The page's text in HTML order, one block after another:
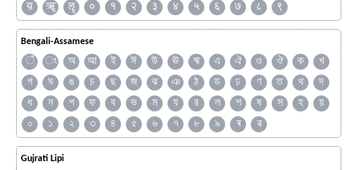
य़
ॠ ॡ ० १ २ ३ ४ ५ ६ ७ ८ ९
Bengali-Assamese
ঁ ং অ আ ই ঈ উ ঊ ঋ এ ঐ ও ঔ ক
খ
গ
ঘ ঙ চ ছ জ ঝ ঞ ঠ ড ঢ ণ ত থ
দ
ধ
ন প ফ ব ভ ম য র ল শ ষ স হ
য়
০
১ ২ ৩ ৪ ৫ ৬ ৭ ৮ ৯ ৰ ৱ
Gujrati Lipi